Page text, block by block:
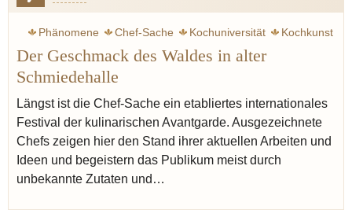
Phänomene Chef-Sache Kochuniversität
Kochkunst
Kochshow
Sternekoch
Der Geschmack des Waldes in alter
Schmiedehalle
Längst ist die Chef-Sache ein etabliertes internationales
Festival der kulinarischen Avantgarde. Ausgezeichnete
Chefs zeigen hier den Stand ihrer aktuellen Arbeiten und
Ideen und begeistern das Publikum meist durch
unbekannte Zutaten und…